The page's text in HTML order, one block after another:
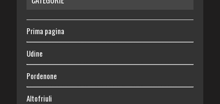
Prima pagina
Udine
Pordenone
Altofriuli